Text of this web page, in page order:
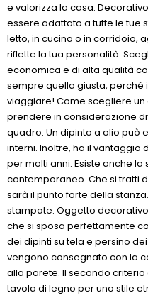
e valorizza la casa.
essere adattato a tutte le tue
letto, in cucina o in corridoio,
riflette la tua personalità.
economica e di alta qualità
sempre quella giusta, perché
viaggiare! Come scegliere
prendere in considerazione
quadro. Un dipinto a olio può
interni. Inoltre, ha il vantaggio
per molti anni. Esiste anche
contemporaneo. Che si tratti
sarà il punto forte della
stampate. Oggetto
che si sposa perfettamente
dei dipinti su tela e persino
vengono consegnato con la
alla parete. Il secondo
tavola di legno per uno stile